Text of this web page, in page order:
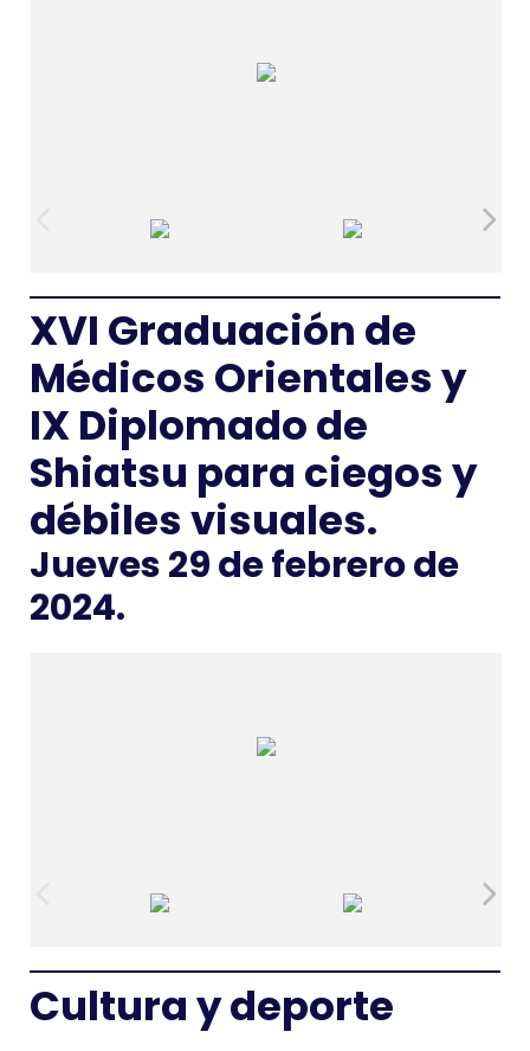
XVI Graduación de
Médicos Orientales y
IX Diplomado de
Shiatsu para ciegos y
débiles visuales.
Jueves 29 de febrero de
2024.
Cultura y deporte